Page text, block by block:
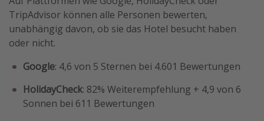
TripAdvisor können alle Personen bewerten,
unabhängig davon, ob sie das Hotel besucht haben
oder nicht.
Google: 4,6 von 5 Sternen bei 4.601 Bewertungen
HolidayCheck: 82% Weiterempfehlung + 4,9 von 6
Sonnen bei 611 Bewertungen